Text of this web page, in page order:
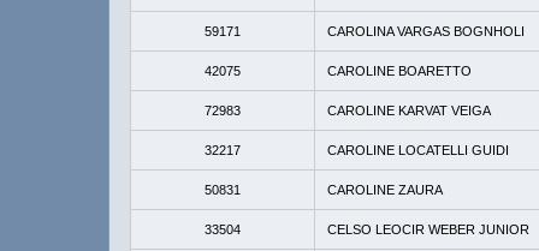
59171 CAROLINA VARGAS BOGNHOLI
42075 CAROLINE BOARETTO
72983 CAROLINE KARVAT VEIGA
32217 CAROLINE LOCATELLI GUIDI
50831 CAROLINE ZAURA
33504 CELSO LEOCIR WEBER JUNIOR